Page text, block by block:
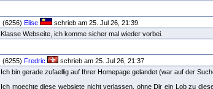
(6256) Elise
schrieb am 25. Jul 26, 21:39
Klasse Webseite, ich komme sicher mal wieder vorbei.
(6255) Fredric
schrieb am 25. Jul 26, 21:37
Ich bin gerade zufaellig auf Ihrer Homepage gelandet (war auf der
Ich moechte diese websiete nicht verlassen, ohne Dir ein Lob zu